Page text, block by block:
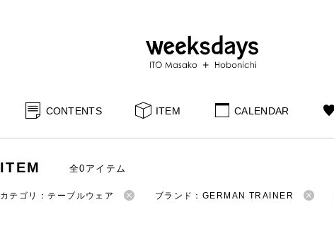
CONTENTS ITEM CALENDAR
ITEM 全0アイテム
カテゴリ：テーブルウェア ブランド：GERMAN TRAINER